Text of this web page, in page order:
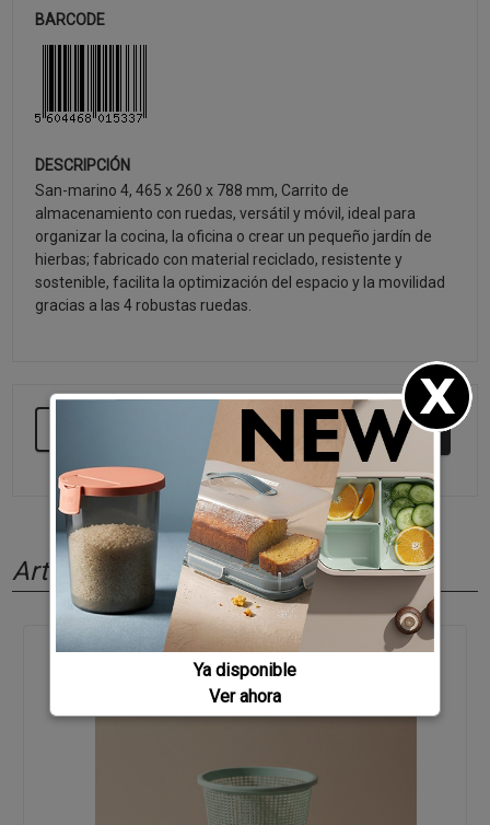
BARCODE
DESCRIPCIÓN
San-marino 4, 465 x 260 x 788 mm, Carrito de
almacenamiento con ruedas, versátil y móvil, ideal para
organizar la cocina, la oficina o crear un pequeño jardín de
hierbas; fabricado con material reciclado, resistente y
sostenible, facilita la optimización del espacio y la movilidad
gracias a las 4 robustas ruedas.
SEGUIR COMPRANDO
Artículos relacionados
Ya disponible
Ver ahora